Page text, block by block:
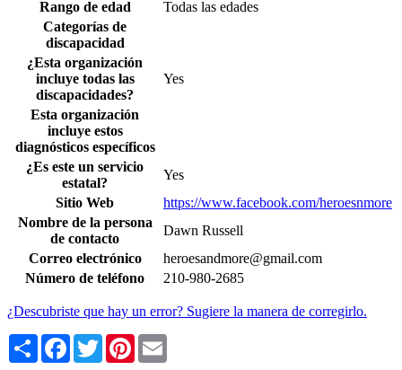
Rango de edad
Todas las edades
Categorías de
discapacidad
¿Esta organización
incluye todas las
discapacidades?
Yes
Esta organización
incluye estos
diagnósticos específicos
¿Es este un servicio
estatal?
Yes
Sitio Web
https://www.facebook.com/heroesnmore
Nombre de la persona
de contacto
Dawn Russell
Correo electrónico
heroesandmore@gmail.com
Número de teléfono
210-980-2685
¿Descubriste que hay un error? Sugiere la manera de corregirlo.
Share Facebook
TwitterPinterest